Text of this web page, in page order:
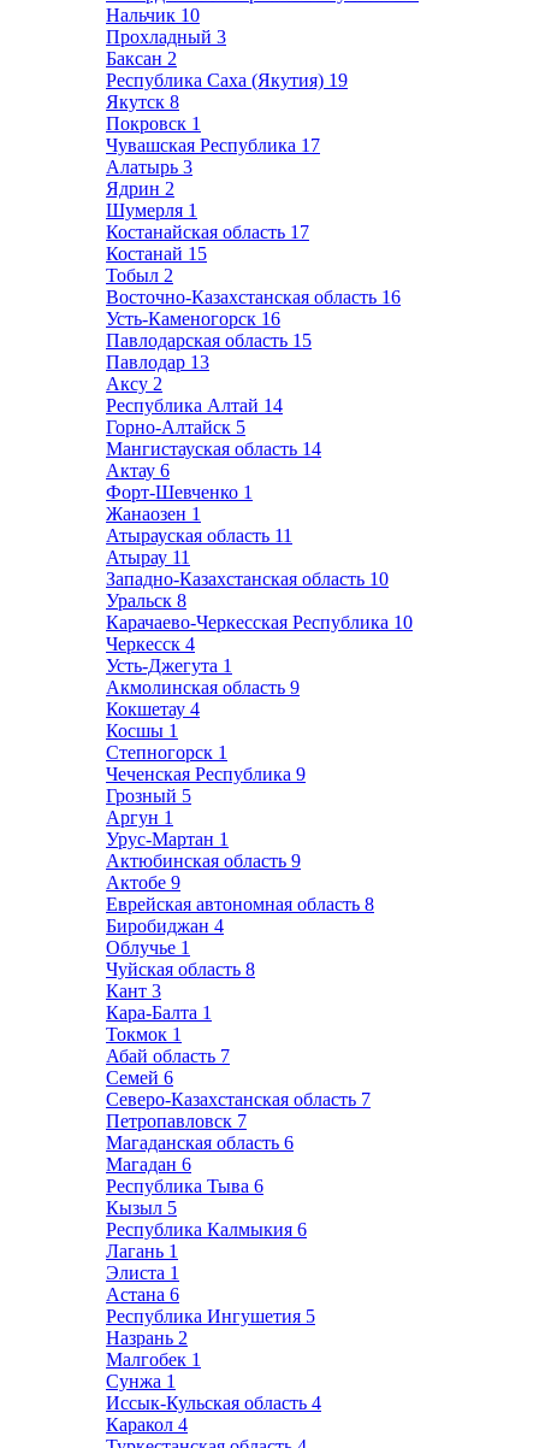
Нальчик 10
Прохладный 3
Баксан 2
Республика Саха (Якутия) 19
Якутск 8
Покровск 1
Чувашская Республика 17
Алатырь 3
Ядрин 2
Шумерля 1
Костанайская область 17
Костанай 15
Тобыл 2
Восточно-Казахстанская область 16
Усть-Каменогорск 16
Павлодарская область 15
Павлодар 13
Аксу 2
Республика Алтай 14
Горно-Алтайск 5
Мангистауская область 14
Актау 6
Форт-Шевченко 1
Жанаозен 1
Атырауская область 11
Атырау 11
Западно-Казахстанская область 10
Уральск 8
Карачаево-Черкесская Республика 10
Черкесск 4
Усть-Джегута 1
Акмолинская область 9
Кокшетау 4
Косшы 1
Степногорск 1
Чеченская Республика 9
Грозный 5
Аргун 1
Урус-Мартан 1
Актюбинская область 9
Актобе 9
Еврейская автономная область 8
Биробиджан 4
Облучье 1
Чуйская область 8
Кант 3
Кара-Балта 1
Токмок 1
Абай область 7
Семей 6
Северо-Казахстанская область 7
Петропавловск 7
Магаданская область 6
Магадан 6
Республика Тыва 6
Кызыл 5
Республика Калмыкия 6
Лагань 1
Элиста 1
Астана 6
Республика Ингушетия 5
Назрань 2
Малгобек 1
Сунжа 1
Иссык-Кульская область 4
Каракол 4